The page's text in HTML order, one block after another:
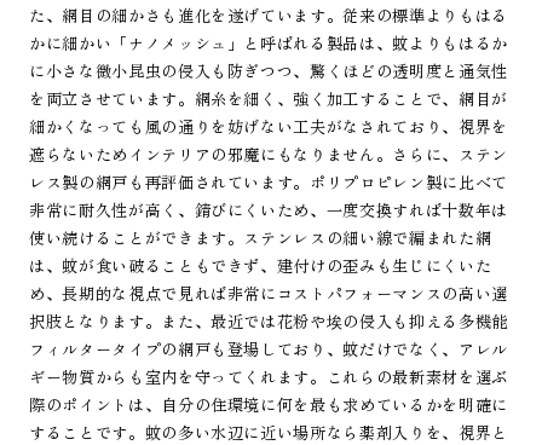
た、網目の細かさも進化を遂げています。従来の標準よりもはる
かに細かい「ナノメッシュ」と呼ばれる製品は、蚊よりもはるか
に小さな微小昆虫の侵入も防ぎつつ、驚くほどの透明度と通気性
を両立させています。網糸を細く、強く加工することで、網目が
細かくなっても風の通りを妨げない工夫がなされており、視界を
遮らないためインテリアの邪魔にもなりません。さらに、ステン
レス製の網戸も再評価されています。ポリプロピレン製に比べて
非常に耐久性が高く、錆びにくいため、一度交換すれば十数年は
使い続けることができます。ステンレスの細い線で編まれた網
は、蚊が食い破ることもできず、建付けの歪みも生じにくいた
め、長期的な視点で見れば非常にコストパフォーマンスの高い選
択肢となります。また、最近では花粉や埃の侵入も抑える多機能
フィルタータイプの網戸も登場しており、蚊だけでなく、アレル
ギー物質からも室内を守ってくれます。これらの最新素材を選ぶ
際のポイントは、自分の住環境に何を最も求めているかを明確に
することです。蚊の多い水辺に近い場所なら薬剤入りを、視界と